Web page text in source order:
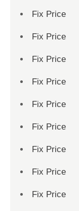
Fix Price
Fix Price
Fix Price
Fix Price
Fix Price
Fix Price
Fix Price
Fix Price
Fix Price